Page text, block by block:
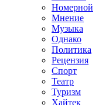
Номерной
Мнение
Музыка
Однако
Политика
Рецензия
Спорт
Театр
Туризм
Хайтек